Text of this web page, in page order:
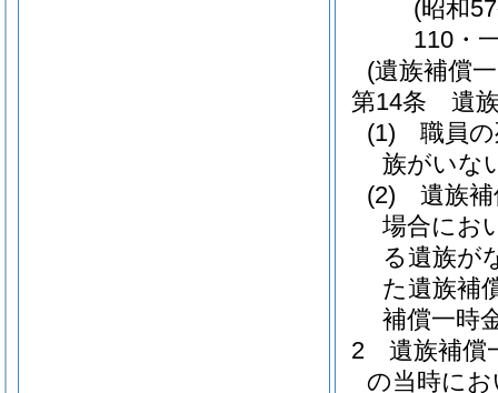
(昭和
110・
(遺族補償
第14条
遺
(1)
職員
族がいな
(2)
遺族
場合にお
る遺族が
た遺族補
補償一時
2
遺族補償
の当時に